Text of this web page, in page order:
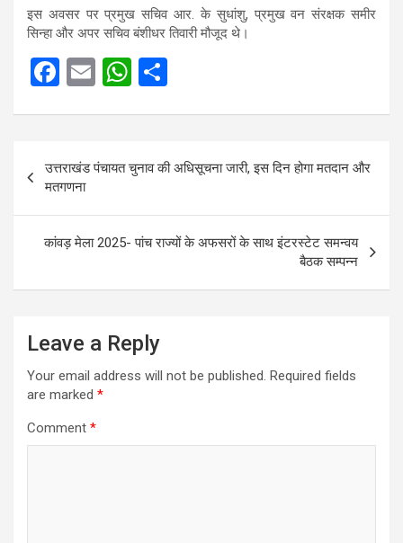
इस अवसर पर प्रमुख सचिव आर. के सुधांशु, प्रमुख वन संरक्षक समीर
सिन्हा और अपर सचिव बंशीधर तिवारी मौजूद थे।
F
b
o
o
k
E
W
s
A
p
p
e
navigation
उत्तराखंड पंचायत चुनाव की अधिसूचना जारी, इस दिन होगा मतदान और
मतगणना
कांवड़ मेला 2025- पांच राज्यों के अफसरों के साथ इंटरस्टेट समन्वय
बैठक सम्पन्न
Leave a Reply
Your email address will not be published. Required fields
are marked *
Comment *